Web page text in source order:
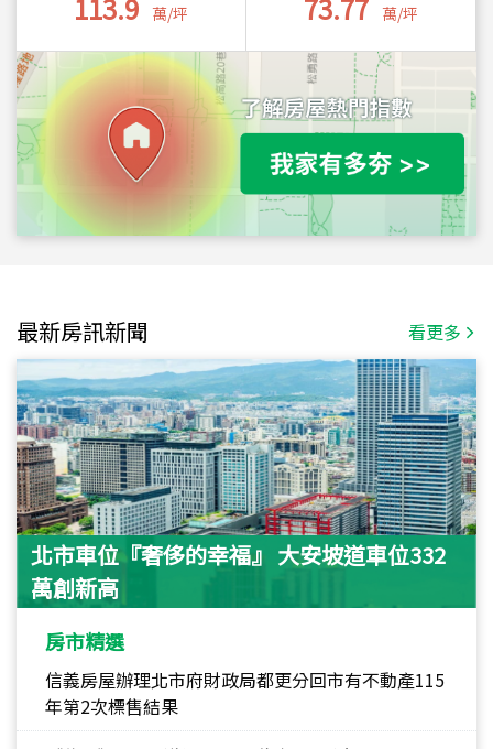
113.9 萬/坪 73.77 萬/坪
最新房訊新聞 看更多
北市車位『奢侈的幸福』 大安坡道車位332
萬創新高
房市精選
信義房屋辦理北市府財政局都更分回市有不動產115
年第2次標售結果